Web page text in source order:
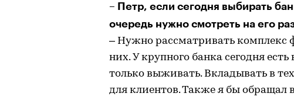
– Петр, если сегодня выбирать
очередь нужно смотреть на его
– Нужно рассматривать комплекс
них. У крупного банка сегодня
только выживать. Вкладывать в
для клиентов. Также я бы обращал